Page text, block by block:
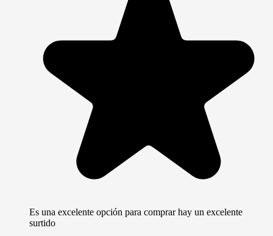
Es una excelente opción para comprar hay un excelente
surtido